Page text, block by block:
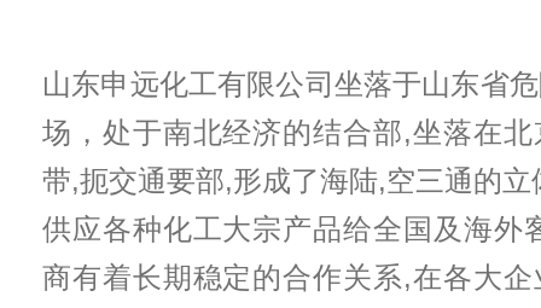
山东申远化工有限公司坐落于山东省
场，处于南北经济的结合部,坐落在
带,扼交通要部,形成了海陆,空三通的
供应各种化工大宗产品给全国及海外
商有着长期稳定的合作关系,在各大